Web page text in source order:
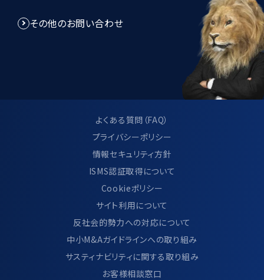
その他のお問い合わせ
よくある質問（FAQ）
プライバシーポリシー
情報セキュリティ方針
ISMS認証取得について
Cookieポリシー
サイト利用について
反社会的勢力への対応について
中小M&Aガイドラインへの取り組み
サスティナビリティに関する取り組み
お客様相談窓口